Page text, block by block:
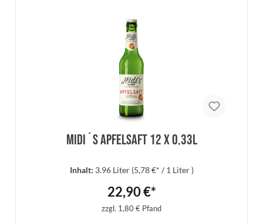
Midi´s Apfelsaft 12 x 0,33l
Inhalt: 3.96 Liter (5,78 €* / 1 Liter )
22,90 €*
zzgl. 1,80 € Pfand